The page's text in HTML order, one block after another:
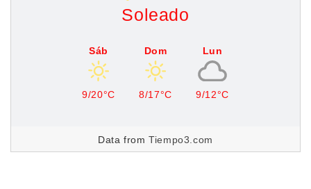
Soleado
Sáb
9/20°C
Dom
8/17°C
Lun
9/12°C
Data fromTiempo3.com